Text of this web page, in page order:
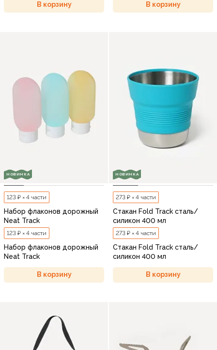
В корзину В корзину
НОВИНКА
123 ₽ × 4 части
Набор флаконов дорожный
Neat Track
123 ₽ × 4 части
Набор флаконов дорожный
Neat Track
В корзину
НОВИНКА
273 ₽ × 4 части
Стакан Fold Track сталь/
силикон 400 мл
273 ₽ × 4 части
Стакан Fold Track сталь/
силикон 400 мл
В корзину